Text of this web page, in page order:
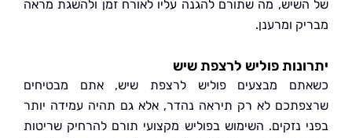
מה שתורם להגנה עליו לאורח זמן ולהשגת מראה
ומרענן.
פוליש לרצפת שיש
מבצעים פוליש לרצפת שיש, אתם מבטיחים
לא רק תיראה נהדר, אלא גם תהיה עמידה יותר
נזקים. השימוש בפוליש מקצועי תורם להרחיק שריטות